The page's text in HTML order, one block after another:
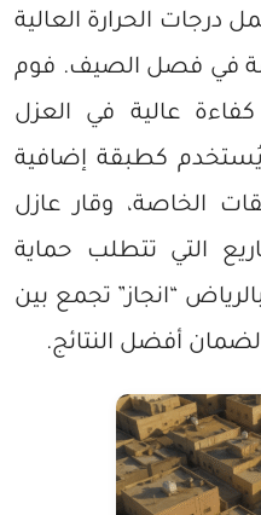
درجات الحرارة العالية
في فصل الصيف. فوم
عالية في العزل
يُستخدم كطبقة إضافية
الخاصة، وقار عازل
التي تتطلب حماية
“انجاز” تجمع بين
لضمان أفضل النتائج.